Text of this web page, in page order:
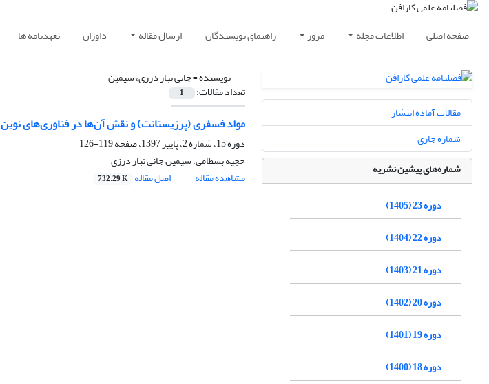
صفحه اصلی اطلاعات مجله مرور راهنمای نویسندگان ارسال مقاله داوران تعهدنامه ها
نویسنده =جانی تبار درزی، سیمین
تعداد مقالات: 1
مواد فسفری (پرزیستانت) و نقش آن‌ها در فناوری‌های نوین
دوره 15، شماره 2، پاییز 1397، صفحه
119-126
حجیه بسطامی، سیمین جانی تبار درزی
مشاهده مقاله
اصل مقاله 732.29 K
مقالات آماده انتشار
شماره جاری
شماره‌های پیشین نشریه
دوره 23 (1405)
دوره 22 (1404)
دوره 21 (1403)
دوره 20 (1402)
دوره 19 (1401)
دوره 18 (1400)